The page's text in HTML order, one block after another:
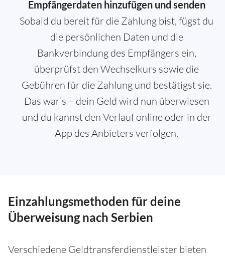
Empfängerdaten hinzufügen und senden
Sobald du bereit für die Zahlung bist, fügst du
die persönlichen Daten und die
Bankverbindung des Empfängers ein,
überprüfst den Wechselkurs sowie die
Gebühren für die Zahlung und bestätigst sie.
Das war’s – dein Geld wird nun überwiesen
und du kannst den Verlauf online oder in der
App des Anbieters verfolgen.
Einzahlungsmethoden für deine
Überweisung nach Serbien
Verschiedene Geldtransferdienstleister bieten